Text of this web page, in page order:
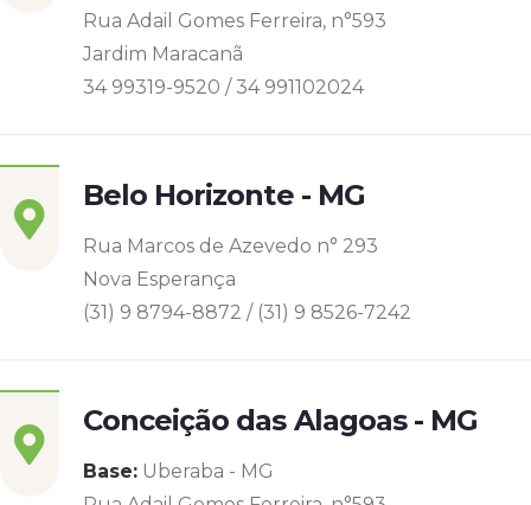
Rua Adail Gomes Ferreira, n°593
Jardim Maracanã
34 99319-9520 / 34 991102024
Belo Horizonte - MG
Rua Marcos de Azevedo n° 293
Nova Esperança
(31) 9 8794-8872 / (31) 9 8526-7242
Conceição das Alagoas - MG
Base: Uberaba - MG